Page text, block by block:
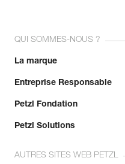
QUI SOMMES-NOUS ?
La marque
Entreprise Responsable
Petzl Fondation
Petzl Solutions
AUTRES SITES WEB PETZL